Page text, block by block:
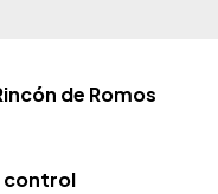
de Romos
control